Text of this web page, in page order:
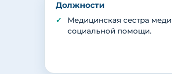
Должности
Медицинская сестра
социальной помощи.